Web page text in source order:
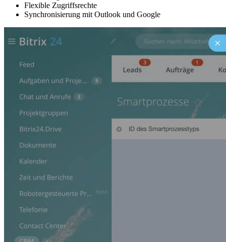
Flexible Zugriffsrechte
Synchronisierung mit Outlook und Google